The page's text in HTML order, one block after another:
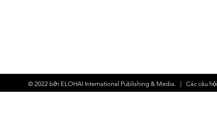
© 2022 bởi ELOHAI International Publishing & Media. | Các câu